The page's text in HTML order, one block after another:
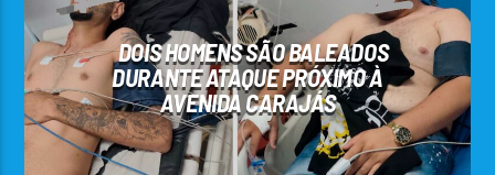
DOIS HOMENS SÃO BALEADOS
DURANTE ATAQUE PRÓXIMO À
AVENIDA CARAJÁS